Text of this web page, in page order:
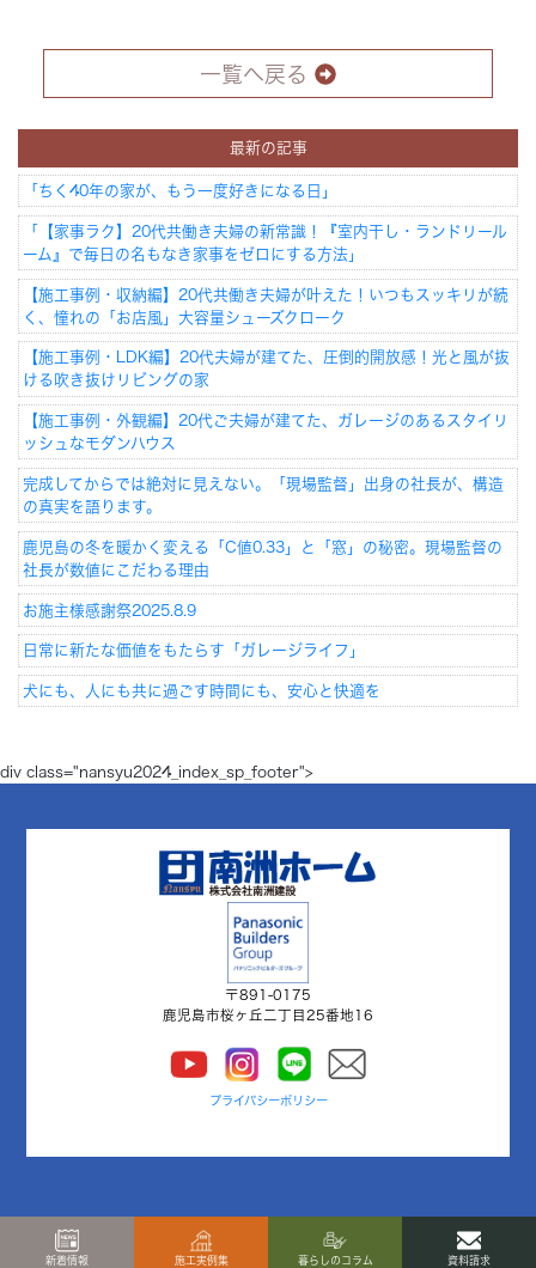
一覧へ戻る
最新の記事
「ちく40年の家が、もう一度好きになる日」
「【家事ラク】20代共働き夫婦の新常識！『室内干し・ランドリール
ーム』で毎日の名もなき家事をゼロにする方法」
【施工事例・収納編】20代共働き夫婦が叶えた！いつもスッキリが続
く、憧れの「お店風」大容量シューズクローク
【施工事例・LDK編】20代夫婦が建てた、圧倒的開放感！光と風が抜
ける吹き抜けリビングの家
【施工事例・外観編】20代ご夫婦が建てた、ガレージのあるスタイリ
ッシュなモダンハウス
完成してからでは絶対に見えない。「現場監督」出身の社長が、構造
の真実を語ります。
鹿児島の冬を暖かく変える「C値0.33」と「窓」の秘密。現場監督の
社長が数値にこだわる理由
お施主様感謝祭2025.8.9
日常に新たな価値をもたらす「ガレージライフ」
犬にも、人にも共に過ごす時間にも、安心と快適を
div class="nansyu2024_index_sp_footer">
〒891-0175
鹿児島市桜ヶ丘二丁目25番地16
プライバシーポリシー
新着情報 施工実例集 暮らしのコラム 資料請求